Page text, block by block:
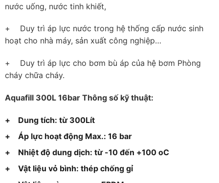
nước uống, nước tinh khiết,
+ Duy trì áp lực nước trong hệ thống cấp nước sinh
hoạt cho nhà máy, sản xuất công nghiệp…
+ Duy trì áp lực cho bơm bù áp của hệ bơm Phòng
cháy chữa cháy.
Aquafill 300L 16bar Thông số kỹ thuật:
+ Dung tích: từ 300Lít
+ Áp lực hoạt động Max.: 16 bar
+ Nhiệt độ dung dịch: từ -10 đến +100 oC
+ Vật liệu vỏ bình: thép chống gỉ